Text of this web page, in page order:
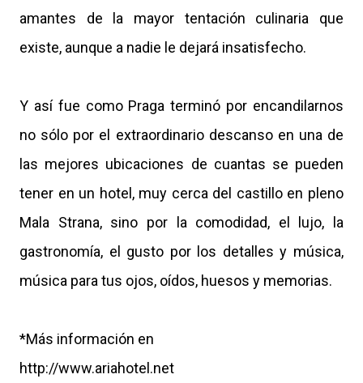
amantes de la mayor tentación culinaria que
existe, aunque a nadie le dejará insatisfecho.
Y así fue como Praga terminó por encandilarnos
no sólo por el extraordinario descanso en una de
las mejores ubicaciones de cuantas se pueden
tener en un hotel, muy cerca del castillo en pleno
Mala Strana, sino por la comodidad, el lujo, la
gastronomía, el gusto por los detalles y música,
música para tus ojos, oídos, huesos y memorias.
*Más información en
http://www.ariahotel.net